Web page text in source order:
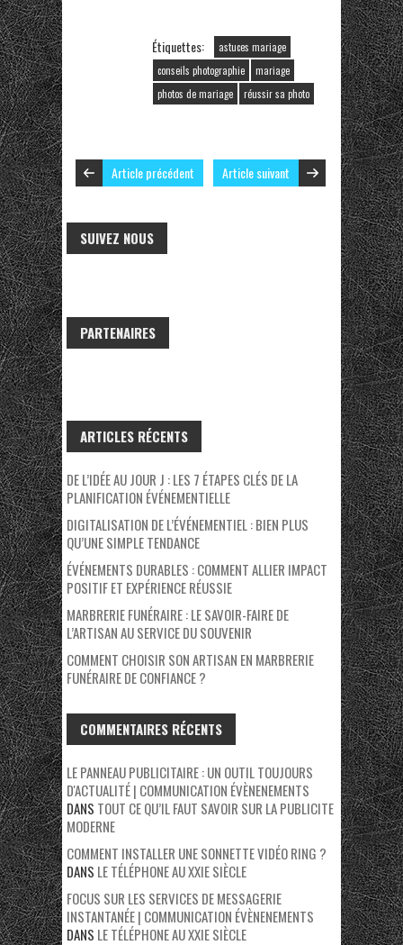
Étiquettes:
astuces mariage
conseils photographie
mariage
photos de mariage
réussir sa photo
Article précédent Article suivant
SUIVEZ NOUS
PARTENAIRES
ARTICLES RÉCENTS
DE L’IDÉE AU JOUR J : LES 7 ÉTAPES CLÉS DE LA
PLANIFICATION ÉVÉNEMENTIELLE
DIGITALISATION DE L’ÉVÉNEMENTIEL : BIEN PLUS
QU’UNE SIMPLE TENDANCE
ÉVÉNEMENTS DURABLES : COMMENT ALLIER IMPACT
POSITIF ET EXPÉRIENCE RÉUSSIE
MARBRERIE FUNÉRAIRE : LE SAVOIR-FAIRE DE
L’ARTISAN AU SERVICE DU SOUVENIR
COMMENT CHOISIR SON ARTISAN EN MARBRERIE
FUNÉRAIRE DE CONFIANCE ?
COMMENTAIRES RÉCENTS
LE PANNEAU PUBLICITAIRE : UN OUTIL TOUJOURS
D'ACTUALITÉ | COMMUNICATION ÉVÈNENEMENTS
DANS TOUT CE QU’IL FAUT SAVOIR SUR LA PUBLICITE
MODERNE
COMMENT INSTALLER UNE SONNETTE VIDÉO RING ?
DANS LE TÉLÉPHONE AU XXIE SIÈCLE
FOCUS SUR LES SERVICES DE MESSAGERIE
INSTANTANÉE | COMMUNICATION ÉVÈNENEMENTS
DANS LE TÉLÉPHONE AU XXIE SIÈCLE